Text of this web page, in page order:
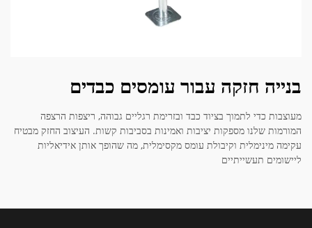
בנייה חזקה עבור עומסים כבדים
מעוצבות כדי לתמוך בציוד כבד ובזרימת רגליים גבוהה, ריצפות הרצפה
המורמות שלנו מספקות יציבות ואמינות בסביבות קשות. העיצוב החזק מבטיח
עקימה מינימלית וקיבולת עומס מקסימלית, מה שהופך אותן אידיאליות
ליישומים תעשייתיים